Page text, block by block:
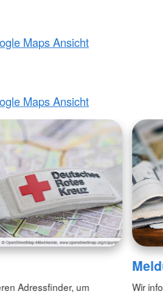
Maps Ansicht
Maps Ansicht
Adressfinder, um
Wir